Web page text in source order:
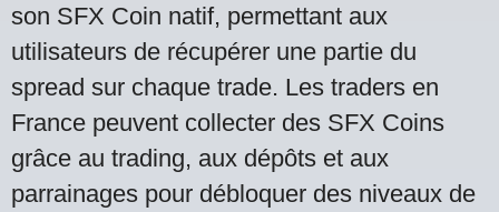
son SFX Coin natif, permettant aux
utilisateurs de récupérer une partie du
spread sur chaque trade. Les traders en
France peuvent collecter des SFX Coins
grâce au trading, aux dépôts et aux
parrainages pour débloquer des niveaux de